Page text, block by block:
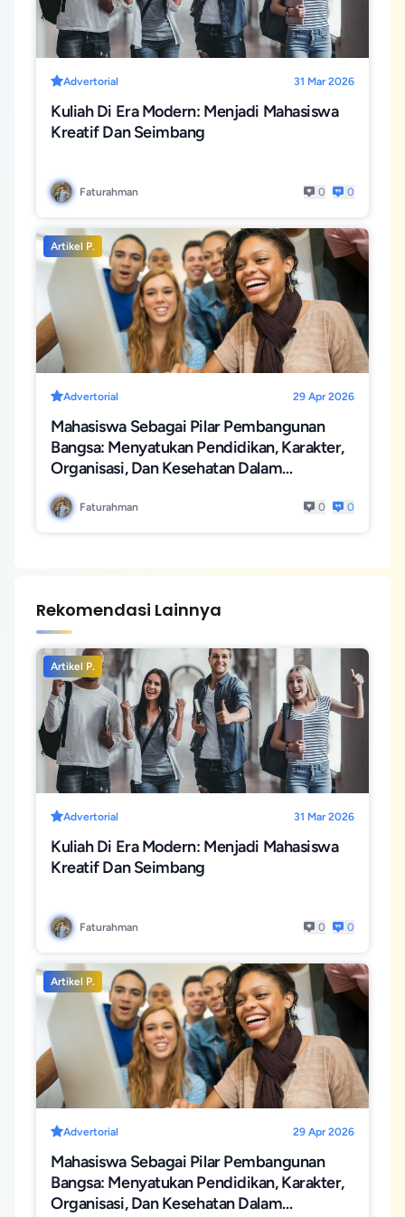
Advertorial 31 Mar 2026
Kuliah Di Era Modern: Menjadi Mahasiswa
Kreatif Dan Seimbang
Faturahman 0 0
Artikel P.
Advertorial 29 Apr 2026
Mahasiswa Sebagai Pilar Pembangunan
Bangsa: Menyatukan Pendidikan, Karakter,
Organisasi, Dan Kesehatan Dalam
Menghadapi Tantangan Global
Faturahman 0 0
Rekomendasi Lainnya
Artikel P.
Advertorial 31 Mar 2026
Kuliah Di Era Modern: Menjadi Mahasiswa
Kreatif Dan Seimbang
Faturahman 0 0
Artikel P.
Advertorial 29 Apr 2026
Mahasiswa Sebagai Pilar Pembangunan
Bangsa: Menyatukan Pendidikan, Karakter,
Organisasi, Dan Kesehatan Dalam